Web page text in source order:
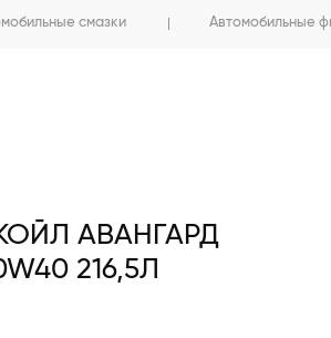
смазки Автомобильные
АВАНГАРД
216,5Л